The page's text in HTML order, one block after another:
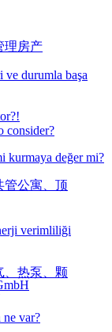
ve durumla başa
kurmaya değer mi?
verimliliği
ne var?